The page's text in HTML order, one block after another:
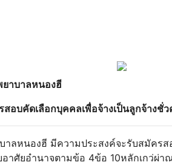
ยาบาลหนองฮี
สอบคัดเลือกบุคคลเพื่อจ้างเป็นลูกจ้างชั่
าลหนองฮี มีความประสงค์จะรับสมัคร
อาศัยอํานาจตามข้อ 4ข้อ 10หลักเกว่ผ่